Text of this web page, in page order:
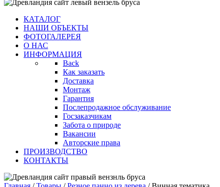
КАТАЛОГ
НАШИ ОБЪЕКТЫ
ФОТОГАЛЕРЕЯ
О НАС
ИНФОРМАЦИЯ
Back
Как заказать
Доставка
Монтаж
Гарантия
Послепродажное обслуживание
Госзаказчикам
Забота о природе
Вакансии
Авторские права
ПРОИЗВОДСТВО
КОНТАКТЫ